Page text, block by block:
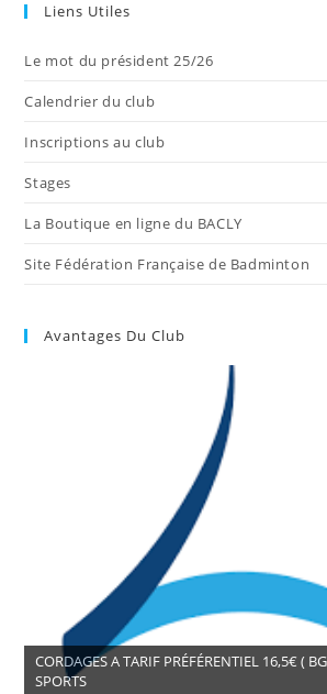
Liens Utiles
Le mot du président 25/26
Calendrier du club
Inscriptions au club
Stages
La Boutique en ligne du BACLY
Site Fédération Française de Badminton
Avantages Du Club
CORDAGES A TARIF PRÉFÉRENTIEL 16,5€ (
SPORTS